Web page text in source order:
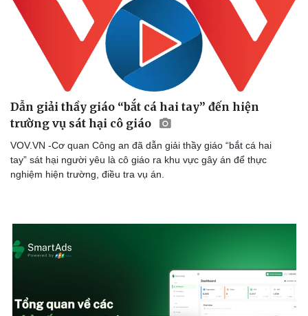
Doanh nghiệp Công nghệ
Dẫn giải thầy giáo “bắt cá hai tay” đến hiện
trường vụ sát hại cô giáo
VOV.VN -Cơ quan Công an đã dẫn giải thầy giáo “bắt cá hai
tay” sát hại người yêu là cô giáo ra khu vực gây án để thực
nghiệm hiện trường, điều tra vụ án.